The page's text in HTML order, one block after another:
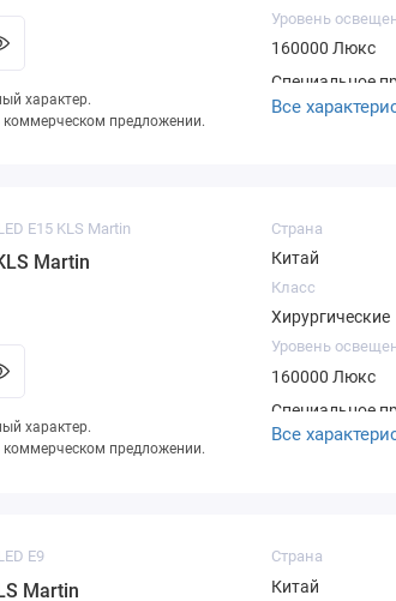
характер.
коммерческом предложении.
Уровень
160000 Люкс
Специальное
ценыСкидка на
Все
E15 KLS Martin
Martin
характер.
коммерческом предложении.
Страна
Китай
Класс
Хирургические
Уровень
160000 Люкс
Специальное
ценыСкидка
Все
E9
Martin
Страна
Китай